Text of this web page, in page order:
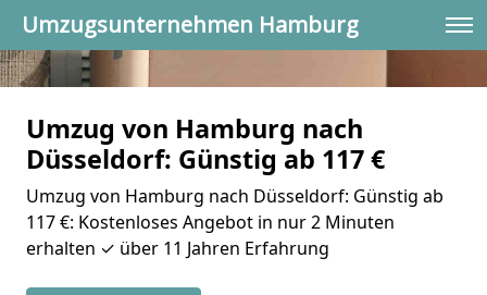
Umzugsunternehmen Hamburg
Umzug von Hamburg nach
Düsseldorf: Günstig ab 117 €
Umzug von Hamburg nach Düsseldorf: Günstig ab
117 €: Kostenloses Angebot in nur 2 Minuten
erhalten ✓ über 11 Jahren Erfahrung